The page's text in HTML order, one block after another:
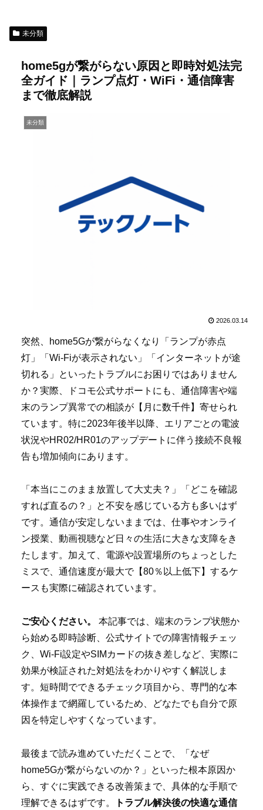
未分類
home5gが繋がらない原因と即時対処法完
全ガイド｜ランプ点灯・WiFi・通信障害
まで徹底解説
未分類
2026.03.14
突然、home5Gが繋がらなくなり「ランプが赤点
灯」「Wi-Fiが表示されない」「インターネットが途
切れる」といったトラブルにお困りではありません
か？実際、ドコモ公式サポートにも、通信障害や端
末のランプ異常での相談が【月に数千件】寄せられ
ています。特に2023年後半以降、エリアごとの電波
状況やHR02/HR01のアップデートに伴う接続不良報
告も増加傾向にあります。
「本当にこのまま放置して大丈夫？」「どこを確認
すれば直るの？」と不安を感じている方も多いはず
です。通信が安定しないままでは、仕事やオンライ
ン授業、動画視聴など日々の生活に大きな支障をき
たします。加えて、電源や設置場所のちょっとした
ミスで、通信速度が最大で【80％以上低下】するケ
ースも実際に確認されています。
ご安心ください。
本記事では、端末のランプ状態か
ら始める即時診断、公式サイトでの障害情報チェッ
ク、Wi-Fi設定やSIMカードの抜き差しなど、実際に
効果が検証された対処法をわかりやすく解説しま
す。短時間でできるチェック項目から、専門的な本
体操作まで網羅しているため、どなたでも自分で原
因を特定しやすくなっています。
最後まで読み進めていただくことで、「なぜ
home5Gが繋がらないのか？」といった根本原因か
ら、すぐに実践できる改善策まで、具体的な手順で
理解できるはずです。
トラブル解決後の快適な通信